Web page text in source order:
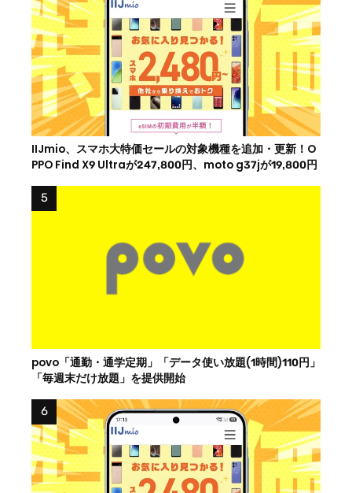
IIJmio、スマホ大特価セールの対象機種を追加・更新！O
PPO Find X9 Ultraが247,800円、moto g37jが19,800円
povo「通勤・通学定期」「データ使い放題(1時間)110円」
「毎週末だけ放題」を提供開始